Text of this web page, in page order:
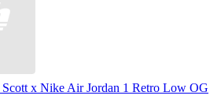
x Nike Air Jordan 1 Retro Low OG